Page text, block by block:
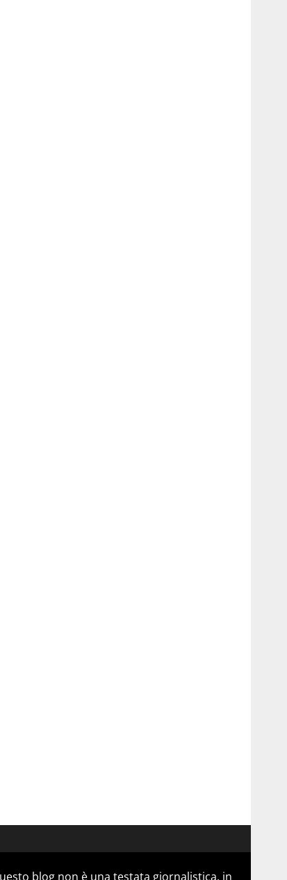
blog non è una testata giornalistica, in